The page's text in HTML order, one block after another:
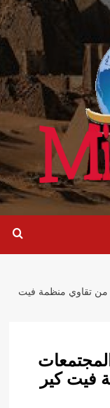
من تقاوي منظمة فيت
فيت كير